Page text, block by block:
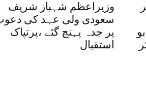
وزیراعظم شہباز شریف
سعودی ولی عہد کی
پر جدہ پہنچ گئے ،پرتپاک
استقبال